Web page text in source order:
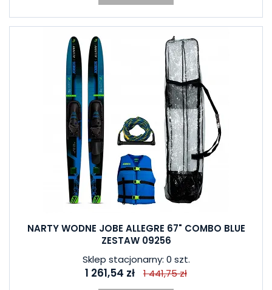
NARTY WODNE JOBE ALLEGRE 67" COMBO BLUE
ZESTAW 09256
Sklep stacjonarny: 0 szt.
1 261,54 zł 1 441,75 zł